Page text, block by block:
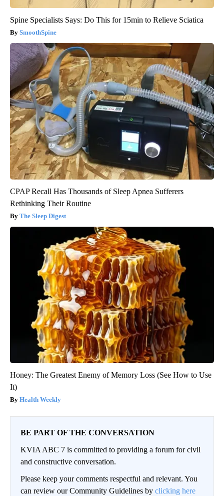
Spine Specialists Says: Do This for 15min to Relieve Sciatica
SmoothSpine
CPAP Recall Has Thousands of Sleep Apnea Sufferers
Rethinking Their Routine
The Sleep Digest
Honey: The Greatest Enemy of Memory Loss (See How to Use
It)
Health Weekly
BE PART OF THE CONVERSATION
KVIA ABC 7 is committed to providing a forum for civil
and constructive conversation.
Please keep your comments respectful and relevant. You
can review our Community Guidelines by clicking here